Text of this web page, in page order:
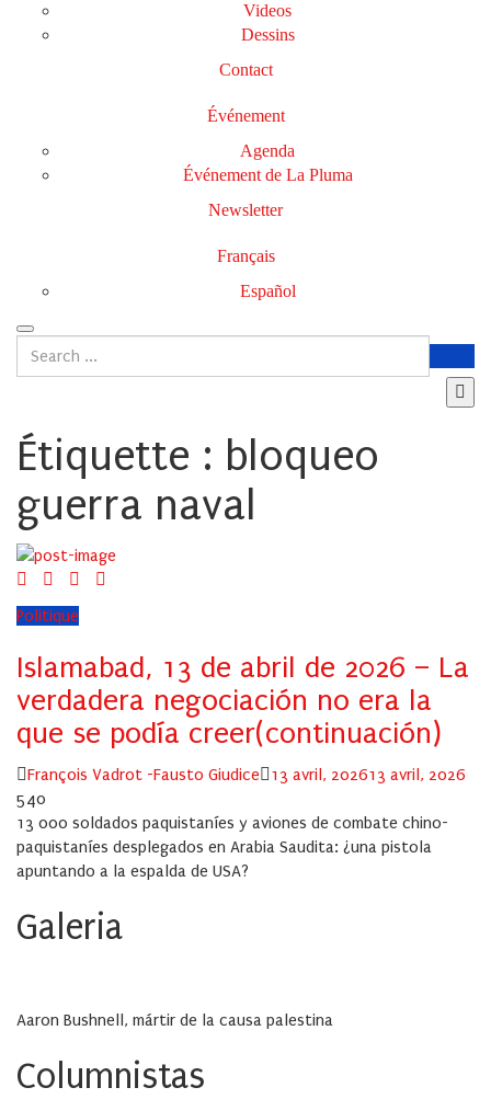
Videos
Dessins
Contact
Événement
Agenda
Événement de La Pluma
Newsletter
Français
Español
Étiquette : bloqueo
guerra naval
Politique
Islamabad, 13 de abril de 2026 – La
verdadera negociación no era la
que se podía creer(continuación)
Author
François Vadrot -Fausto Giudice
Posted
13 avril, 202613 avril, 2026
540
13 000 soldados paquistaníes y aviones de combate chino-
paquistaníes desplegados en Arabia Saudita: ¿una pistola
apuntando a la espalda de USA?
Galeria
Aaron Bushnell, mártir de la causa palestina
Columnistas